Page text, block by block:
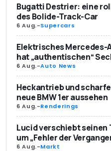
Bugatti Destrier: eine
des Bolide-Track-Car
6 Aug.-Supercars
Elektrisches Mercedes-
hat „authentischen“
6 Aug.-Auto News
Heckantrieb und
neue BMW 1er aussehen
6 Aug.-Renderings
Lucid verschiebt seinen
um „Fehler der
6 Aug.-Markt